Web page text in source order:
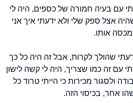
עם בעיה חמורה של כספים, היה לי
50,000 ₪, שהיה אצל ספק שלי ולא ידעתי איך אני
מכסה אותו.
שהולך לקרות, אבל זה היה כל כך
עם זה כמו שצריך, היה לי קשה לישון
ולסגור מכירות כי הייתי טרוד כל
אחר, בכיסוי הזה.